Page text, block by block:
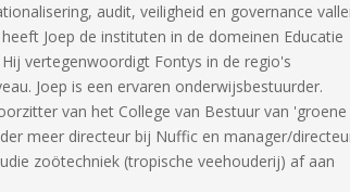
audit, veiligheid en governance
Joep de instituten in de domeinen Educatie
vertegenwoordigt Fontys in de regio's
Joep is een ervaren onderwijsbestuurder.
van het College van Bestuur van 'groene
meer directeur bij Nuffic en manager/
zoötechniek (tropische veehouderij) af aan